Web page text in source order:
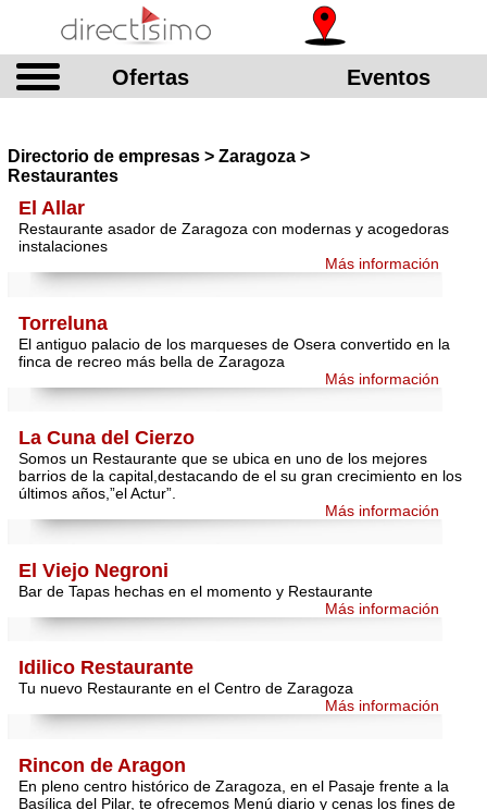
Ofertas Eventos
Directorio de empresas > Zaragoza >
Restaurantes
El Allar
Restaurante asador de Zaragoza con modernas y acogedoras
instalaciones
Más información
Torreluna
El antiguo palacio de los marqueses de Osera convertido en la
finca de recreo más bella de Zaragoza
Más información
La Cuna del Cierzo
Somos un Restaurante que se ubica en uno de los mejores
barrios de la capital,destacando de el su gran crecimiento en los
últimos años,”el Actur”.
Más información
El Viejo Negroni
Bar de Tapas hechas en el momento y Restaurante
Más información
Idilico Restaurante
Tu nuevo Restaurante en el Centro de Zaragoza
Más información
Rincon de Aragon
En pleno centro histórico de Zaragoza, en el Pasaje frente a la
Basílica del Pilar, te ofrecemos Menú diario y cenas los fines de